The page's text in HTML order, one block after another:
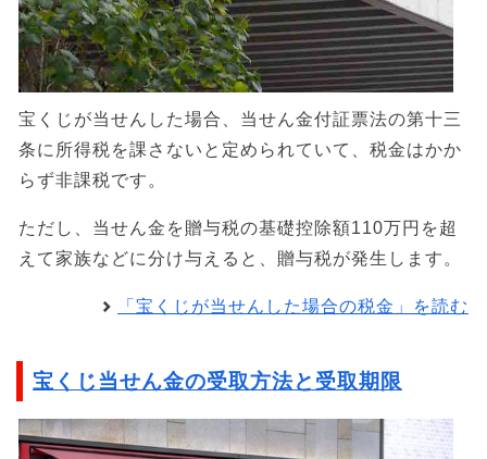
宝くじが当せんした場合、当せん金付証票法の第十三
条に所得税を課さないと定められていて、税金はかか
らず非課税です。
ただし、当せん金を贈与税の基礎控除額110万円を超
えて家族などに分け与えると、贈与税が発生します。
「宝くじが当せんした場合の税金」を読む
宝くじ当せん金の受取方法と受取期限